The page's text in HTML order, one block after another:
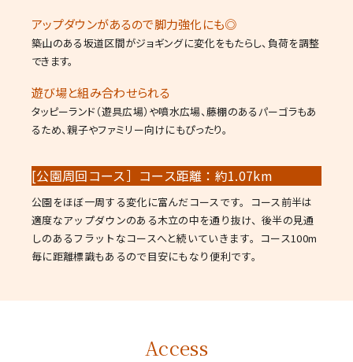
アップダウンがあるので脚力強化にも◎
築山のある坂道区間がジョギングに変化をもたらし、負荷を調整
できます。
遊び場と組み合わせられる
タッピーランド（遊具広場）や噴水広場、藤棚のあるパーゴラもあ
るため、親子やファミリー向けにもぴったり。
[公園周回コース］コース距離：約1.07km
公園をほぼ一周する変化に富んだコースです。コース前半は
適度なアップダウンのある木立の中を通り抜け、後半の見通
しのあるフラットなコースへと続いていきます。コース100m
毎に距離標識もあるので目安にもなり便利です。
Access